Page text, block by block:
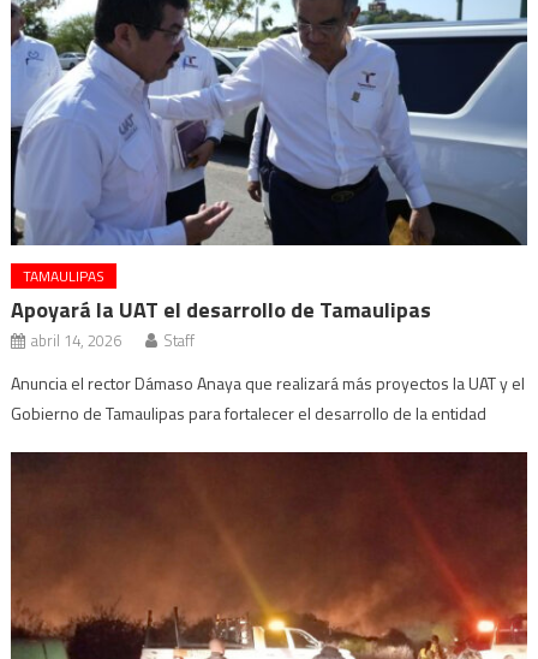
TAMAULIPAS
Apoyará la UAT el desarrollo de Tamaulipas
abril 14, 2026 Staff
Anuncia el rector Dámaso Anaya que realizará más proyectos la UAT y el
Gobierno de Tamaulipas para fortalecer el desarrollo de la entidad